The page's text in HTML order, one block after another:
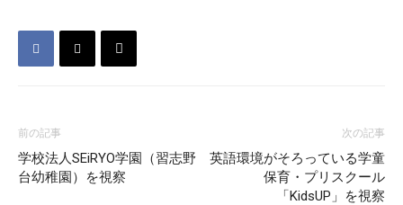
前の記事
学校法人SEiRYO学園（習志野
台幼稚園）を視察
次の記事
英語環境がそろっている学童
保育・プリスクール
「KidsUP」を視察